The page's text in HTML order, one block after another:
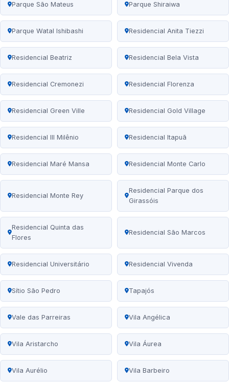
Parque São Mateus Parque Shiraiwa
Parque Watal Ishibashi Residencial Anita Tiezzi
Residencial Beatriz Residencial Bela Vista
Residencial Cremonezi Residencial Florenza
Residencial Green Ville Residencial Gold Village
Residencial III Milênio Residencial Itapuã
Residencial Maré Mansa Residencial Monte Carlo
Residencial Monte Rey
Residencial Parque dos
Girassóis
Residencial Quinta das
Flores
Residencial São Marcos
Residencial Universitário Residencial Vivenda
Sítio São Pedro Tapajós
Vale das Parreiras Vila Angélica
Vila Aristarcho Vila Áurea
Vila Aurélio Vila Barbeiro